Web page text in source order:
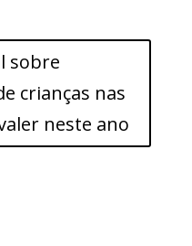
sobre
crianças nas
neste ano